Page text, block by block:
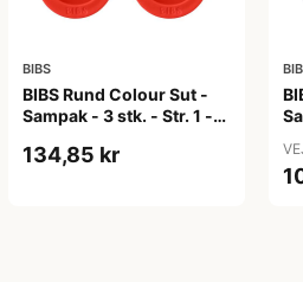
BIBS
BIBS Rund Colour Sut -
Sampak - 3 stk. - Str. 1 -
134,85 kr